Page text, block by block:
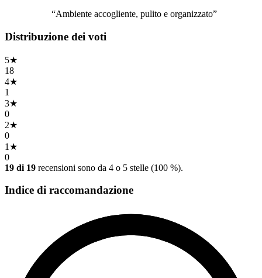
“Ambiente accogliente, pulito e organizzato”
Distribuzione dei voti
5★
18
4★
1
3★
0
2★
0
1 ★
0
19 di 19 recensioni sono da 4 o 5 stelle (100 %).
Indice di raccomandazione